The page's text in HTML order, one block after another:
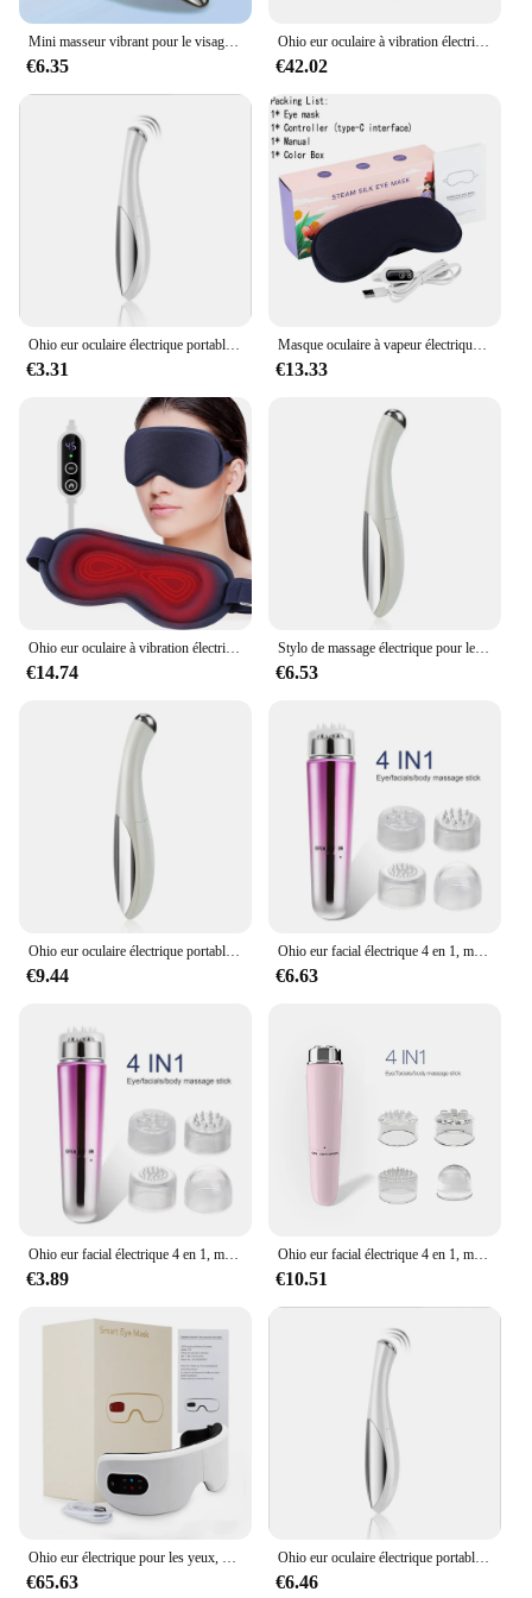
Mini masseur vibrant pour le visage et les yeux, 1 pièce, traitement, favorise la gratitude, absorption, portable, pour la maison et le voyage, outil de beauté
€6.35
Ohio eur oculaire à vibration électrique, masque pour les yeux métropolitain, fatigue des yeux secs, fatigue des yeux, fatigue des cerfs et des cerfs, masque de sommeil
€42.02
Ohio eur oculaire électrique portable, vibration déformable, anti-âge, massage des yeux, élimination des cernes, beauté du visage, stylo de soin des yeux
€3.31
Masque oculaire à vapeur électrique, compresse chaude à 3 niveaux, vibration à 6 niveaux, massage 3D, température constante, synchronisation intelligente, instituts d'ombrage du sommeil
€13.33
€14.74
Stylo de massage électrique pour les yeux, petit et portable, beauté, soins du visage et des yeux, alimentation par batterie sèche, léger et portable
€6.53
€9.44
Ohio eur facial électrique 4 en 1, micro vibration, beauté des yeux, pour relaxer les yeux, les cernes, les poches déformables, les poches
€6.63
€3.89
Ohio eur facial électrique 4 en 1, micro vibration, beauté des yeux, relaxation des yeux, cernes, poches, massage des yeux gonflés
€10.51
€65.63
Ohio eur oculaire électrique portable, vibration déformable, anti-âge, massage des yeux, élimination des cernes, beauté du visage, stylo de soin des yeux
€6.46